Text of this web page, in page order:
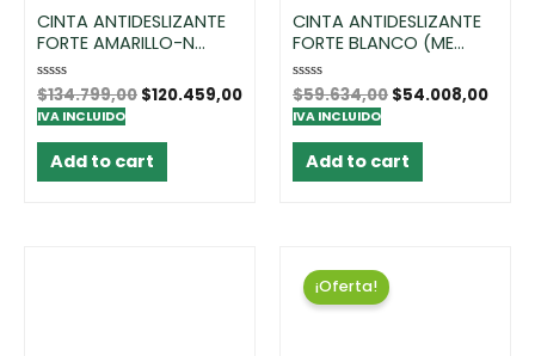
CINTA ANTIDESLIZANTE
FORTE AMARILLO-N...
Rated
0
out
$134.799,00 $120.459,00
IVA INCLUIDO
Add to cart
CINTA ANTIDESLIZANTE
FORTE BLANCO (ME...
Rated
0
out
$59.634,00 $54.008,00
IVA INCLUIDO
Add to cart
¡Oferta!